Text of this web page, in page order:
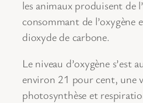
les animaux produisent de
consommant de l’oxygène
dioxyde de carbone.
Le niveau d’oxygène s’est
environ 21 pour cent, une
photosynthèse et